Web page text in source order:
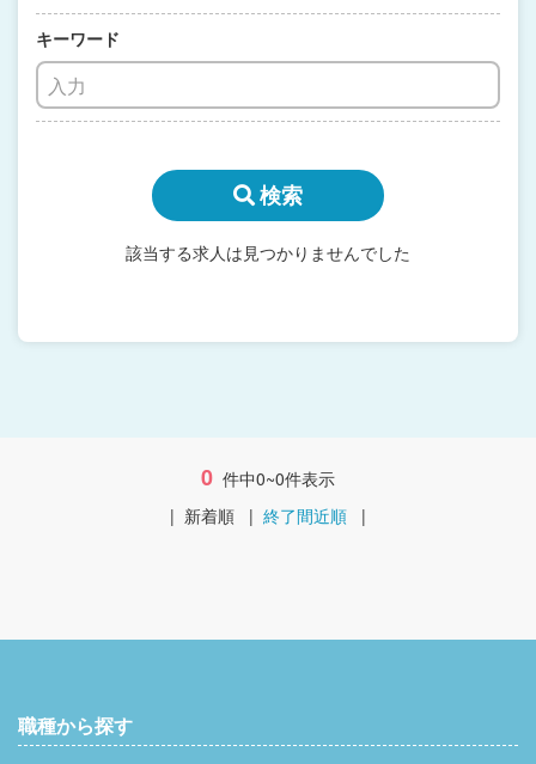
キーワード
検索
該当する求人は見つかりませんでした
0 件中0~0件表示
| 新着順 | 終了間近順 |
職種から探す